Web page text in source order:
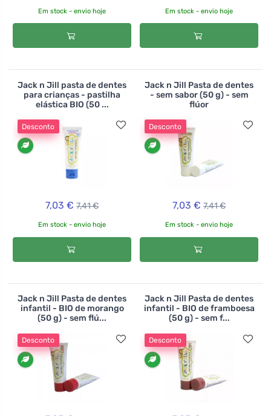
Em stock - envio hoje Em stock - envio hoje
Jack n Jill pasta de dentes
para crianças - pastilha
elástica BIO (50 ...
Desconto
7,03 € 7,41 €
Em stock - envio hoje
Jack n Jill Pasta de dentes
- sem sabor (50 g) - sem
flúor
Desconto
7,03 € 7,41 €
Em stock - envio hoje
Jack n Jill Pasta de dentes
infantil - BIO de morango
(50 g) - sem flú...
Desconto
Jack n Jill Pasta de dentes
infantil - BIO de framboesa
(50 g) - sem f...
Desconto